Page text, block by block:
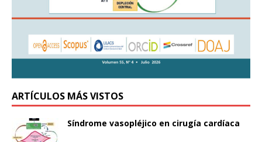
ARTÍCULOS MÁS VISTOS
Síndrome vasopléjico en cirugía cardíaca